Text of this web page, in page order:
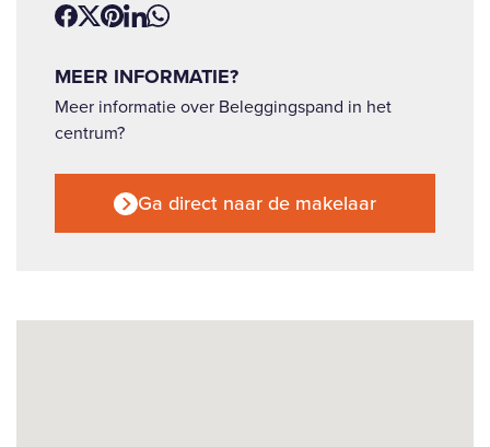
MEER INFORMATIE?
Meer informatie over Beleggingspand in het
centrum?
Ga direct naar de makelaar